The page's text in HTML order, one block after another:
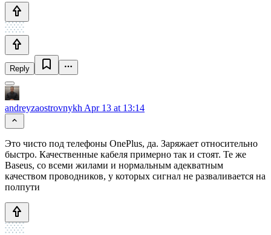
Reply
andreyzaostrovnykh Apr 13 at 13:14
Это чисто под телефоны OnePlus, да. Заряжает относительно
быстро. Качественные кабеля примерно так и стоят. Те же
Baseus, со всеми жилами и нормальным адекватным
качеством проводников, у которых сигнал не разваливается на
полпути